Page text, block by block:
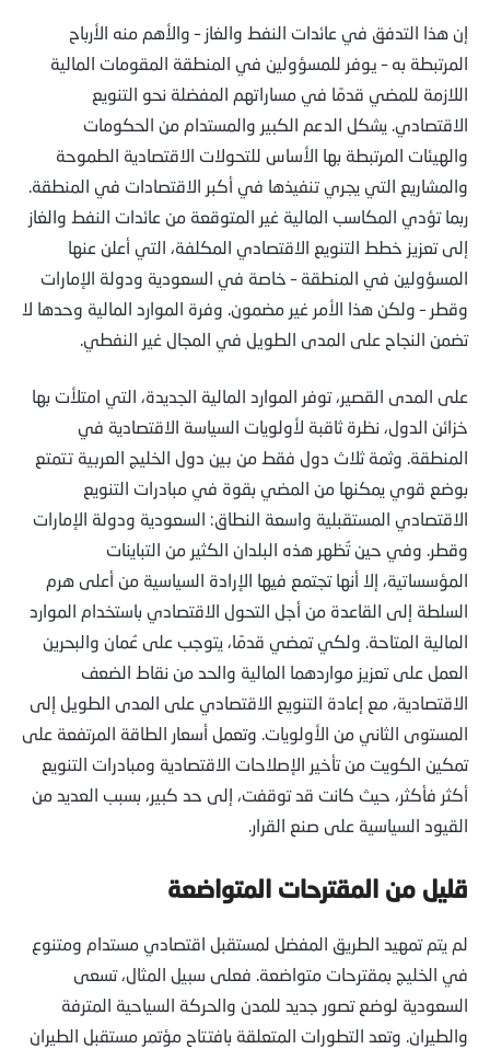
إن هذا التدفق في عائدات النفط والغاز – والأهم منه الأرباح
المرتبطة به – يوفر للمسؤولين في المنطقة المقومات المالية
اللازمة للمضي قدمًا في مساراتهم المفضلة نحو التنويع
الاقتصادي. يشكل الدعم الكبير والمستدام من الحكومات
والهيئات المرتبطة بها الأساس للتحولات الاقتصادية الطموحة
والمشاريع التي يجري تنفيذها في أكبر الاقتصادات في المنطقة.
ربما تؤدي المكاسب المالية غير المتوقعة من عائدات النفط والغاز
إلى تعزيز خطط التنويع الاقتصادي المكلفة، التي أعلن عنها
المسؤولين في المنطقة – خاصة في السعودية ودولة الإمارات
وقطر – ولكن هذا الأمر غير مضمون. وفرة الموارد المالية وحدها لا
تضمن النجاح على المدى الطويل في المجال غير النفطي.
على المدى القصير، توفر الموارد المالية الجديدة، التي امتلأت بها
خزائن الدول، نظرة ثاقبة لأولويات السياسة الاقتصادية في
المنطقة. وثمة ثلاث دول فقط من بين دول الخليج العربية تتمتع
بوضع قوي يمكنها من المضي بقوة في مبادرات التنويع
الاقتصادي المستقبلية واسعة النطاق: السعودية ودولة الإمارات
وقطر. وفي حين تُظهر هذه البلدان الكثير من التباينات
المؤسساتية، إلا أنها تجتمع فيها الإرادة السياسية من أعلى هرم
السلطة إلى القاعدة من أجل التحول الاقتصادي باستخدام الموارد
المالية المتاحة. ولكي تمضي قدمًا، يتوجب على عُمان والبحرين
العمل على تعزيز مواردهما المالية والحد من نقاط الضعف
الاقتصادية، مع إعادة التنويع الاقتصادي على المدى الطويل إلى
المستوى الثاني من الأولويات. وتعمل أسعار الطاقة المرتفعة على
تمكين الكويت من تأخير الإصلاحات الاقتصادية ومبادرات التنويع
أكثر فأكثر، حيث كانت قد توقفت، إلى حد كبير، بسبب العديد من
القيود السياسية على صنع القرار.
قليل من المقترحات المتواضعة
لم يتم تمهيد الطريق المفضل لمستقبل اقتصادي مستدام ومتنوع
في الخليج بمقترحات متواضعة. فعلى سبيل المثال، تسعى
السعودية لوضع تصور جديد للمدن والحركة السياحية المترفة
والطيران. وتعد التطورات المتعلقة بافتتاح مؤتمر مستقبل الطيران